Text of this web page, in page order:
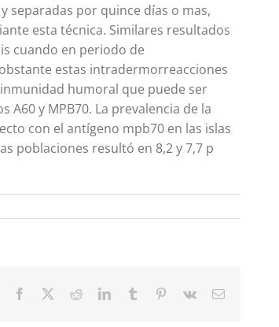
separadas por quince días o mas,
esta técnica. Similares resultados
cuando en periodo de
estas intradermorreacciones
humoral que puede ser
y MPB70. La prevalencia de la
con el antígeno mpb70 en las islas
poblaciones resultó en 8,2 y 7,7 p
Facebook RedditLinkedInTumblr Pinterest
Vk
Correo